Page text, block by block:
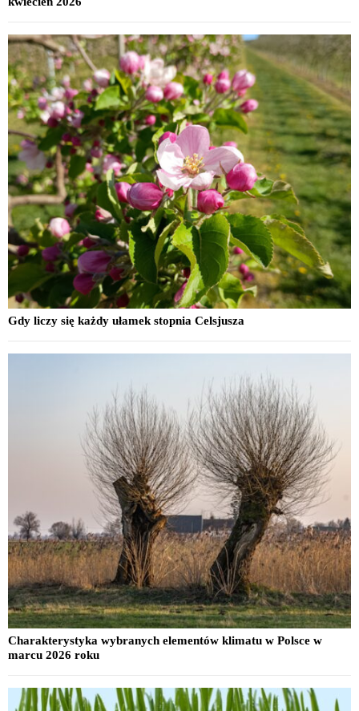
Gdy liczy się każdy ułamek stopnia Celsjusza
Charakterystyka wybranych elementów klimatu w Polsce w
marcu 2026 roku